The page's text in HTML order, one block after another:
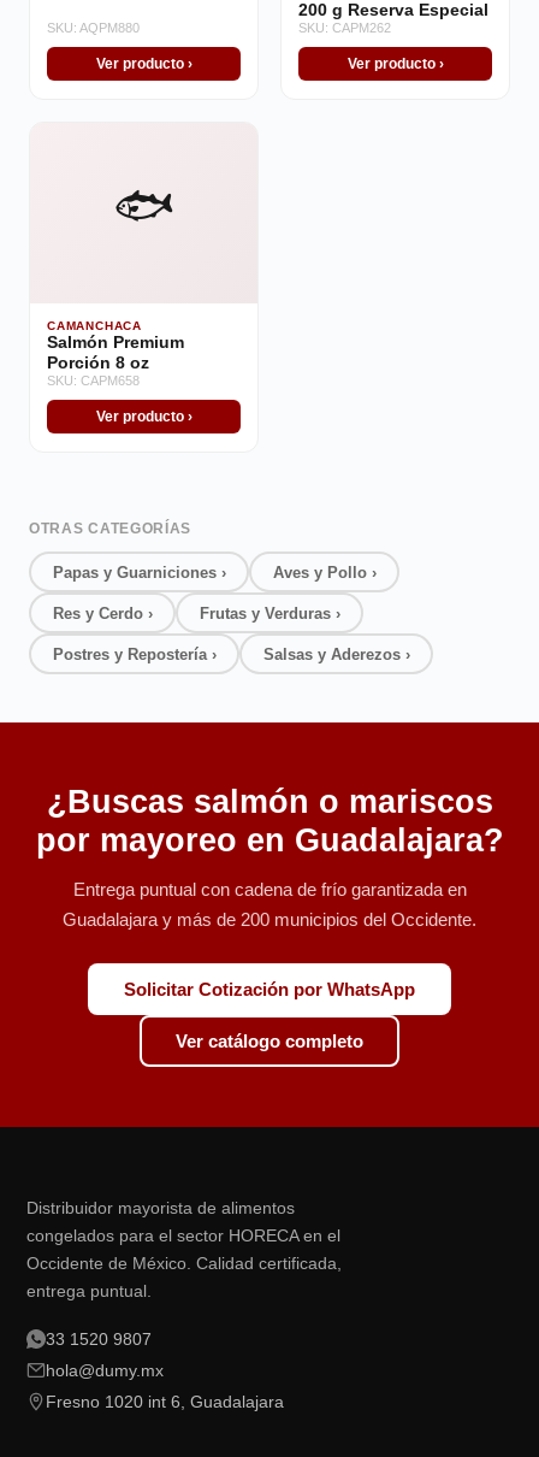
SKU: AQPM880
Ver producto ›
200 g Reserva Especial
SKU: CAPM262
Ver producto ›
🐟
CAMANCHACA
Salmón Premium
Porción 8 oz
SKU: CAPM658
Ver producto ›
OTRAS CATEGORÍAS
Papas y Guarniciones › Aves y Pollo ›
Res y Cerdo › Frutas y Verduras ›
Postres y Repostería › Salsas y Aderezos ›
¿Buscas salmón o mariscos
por mayoreo en Guadalajara?
Entrega puntual con cadena de frío garantizada en
Guadalajara y más de 200 municipios del Occidente.
Solicitar Cotización por WhatsApp
Ver catálogo completo
Distribuidor mayorista de alimentos
congelados para el sector HORECA en el
Occidente de México. Calidad certificada,
entrega puntual.
33 1520 9807
hola@dumy.mx
Fresno 1020 int 6, Guadalajara